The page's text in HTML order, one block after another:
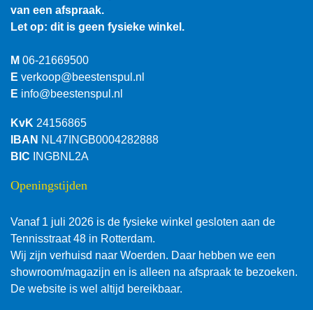
van een afspraak.
Let op: dit is geen fysieke winkel.
M 06-21669500
E verkoop@beestenspul.nl
E info@beestenspul.nl
KvK 24156865
IBAN NL47INGB0004282888
BIC INGBNL2A
Openingstijden
Vanaf 1 juli 2026 is de fysieke winkel gesloten aan de
Tennisstraat 48 in Rotterdam.
Wij zijn verhuisd naar Woerden. Daar hebben we een
showroom/magazijn en is alleen na afspraak te bezoeken.
De website is wel altijd bereikbaar.